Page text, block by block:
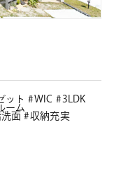
ット WIC
3LDK
ーム
洗面
収納充実